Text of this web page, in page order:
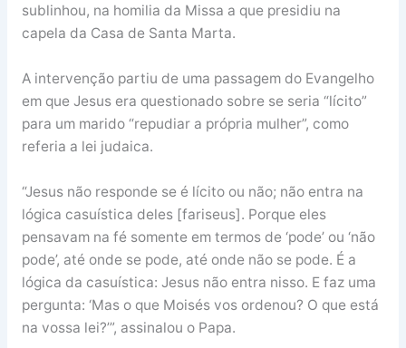
sublinhou, na homilia da Missa a que presidiu na
capela da Casa de Santa Marta.
A intervenção partiu de uma passagem do Evangelho
em que Jesus era questionado sobre se seria “lícito”
para um marido “repudiar a própria mulher”, como
referia a lei judaica.
“Jesus não responde se é lícito ou não; não entra na
lógica casuística deles [fariseus]. Porque eles
pensavam na fé somente em termos de ‘pode’ ou ‘não
pode’, até onde se pode, até onde não se pode. É a
lógica da casuística: Jesus não entra nisso. E faz uma
pergunta: ‘Mas o que Moisés vos ordenou? O que está
na vossa lei?’”, assinalou o Papa.